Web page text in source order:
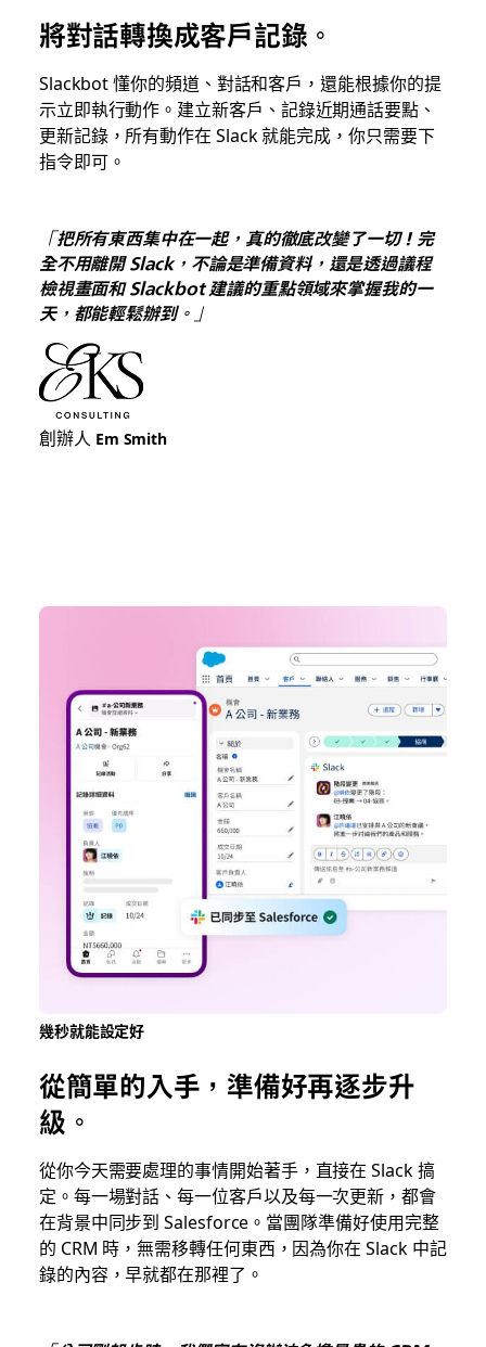
將對話轉換成客戶記錄。
Slackbot 懂你的頻道、對話和客戶，還能根據你的提
示立即執行動作。建立新客戶、記錄近期通話要點、
更新記錄，所有動作在 Slack 就能完成，你只需要下
指令即可。
「把所有東西集中在一起，真的徹底改變了一切！完
全不用離開 Slack，不論是準備資料，還是透過議程
檢視畫面和 Slackbot 建議的重點領域來掌握我的一
天，都能輕鬆辦到。」
創辦人 Em Smith
幾秒就能設定好
從簡單的入手，準備好再逐步升
級。
從你今天需要處理的事情開始著手，直接在 Slack 搞
定。每一場對話、每一位客戶以及每一次更新，都會
在背景中同步到 Salesforce。當團隊準備好使用完整
的 CRM 時，無需移轉任何東西，因為你在 Slack 中記
錄的內容，早就都在那裡了。